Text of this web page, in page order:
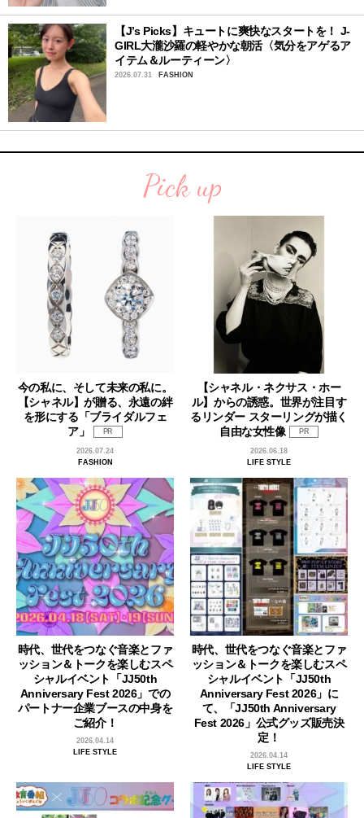
【J’s Picks】キュートに爽快なスタートを！ J-
GIRL大瀧沙羅の軽やかな朝活〈気分をアゲるア
イテム＆ルーティーン〉
2026.07.31 FASHION
Pick up
今の私に、そして未来の私に。
【シャネル】が贈る、永遠の絆
を形にする「ブライダルフェ
ア」
PR
2026.07.24
FASHION
【シャネル・ネクサス・ホー
ル】からの誘惑。世界が注目す
るリンダー スターリングが描く
自由な女性像
PR
2026.06.18
LIFE STYLE
時代、世代をつなぐ音楽とファ
ッション＆トークを楽しむスペ
シャルイベント「JJ50th
Anniversary Fest 2026」での
パートナー企業ブースの中身を
ご紹介！
2026.04.14
LIFE STYLE
時代、世代をつなぐ音楽とファ
ッション＆トークを楽しむスペ
シャルイベント「JJ50th
Anniversary Fest 2026」に
て、「JJ50th Anniversary
Fest 2026」公式グッズ販売決
定！
2026.04.14
LIFE STYLE